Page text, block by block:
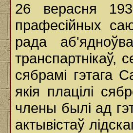
26 верасня
прафесійных
рада
транспартнікаў,
сябрамі гэтага
якія плацілі
члены былі ад
актывістаў